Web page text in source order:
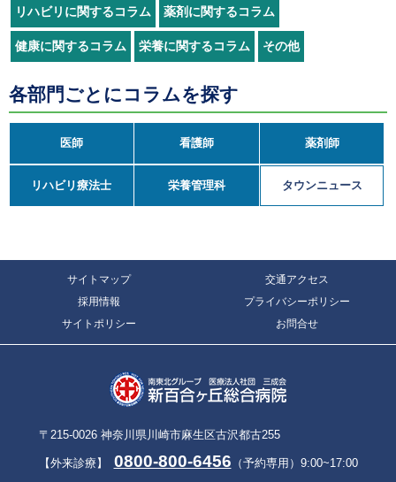
リハビリに関するコラム 薬剤に関するコラム
健康に関するコラム 栄養に関するコラム その他
各部門ごとにコラムを探す
医師 看護師 薬剤師
リハビリ療法士 栄養管理科 タウンニュース
サイトマップ 交通アクセス
採用情報 プライバシーポリシー
サイトポリシー お問合せ
〒215-0026 神奈川県川崎市麻生区古沢都古255
【外来診療】 0800-800-6456 （予約専用）9:00~17:00